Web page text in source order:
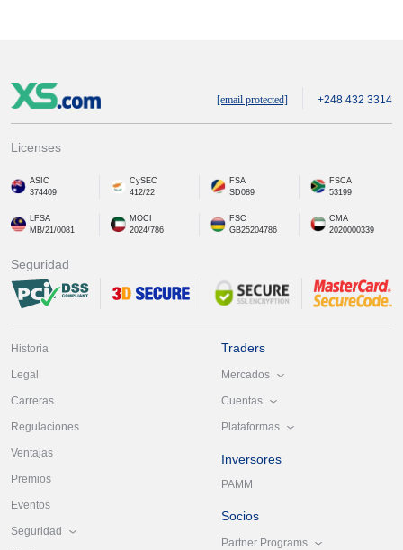
[email protected] +248 432 3314
Licenses
ASIC
374409
CySEC
412/22
FSA
SD089
FSCA
53199
LFSA
MB/21/0081
MOCI
2024/786
FSC
GB25204786
CMA
2020000339
Seguridad
Historia
Legal
Carreras
Regulaciones
Ventajas
Premios
Eventos
Seguridad
Traders
Mercados
Cuentas
Plataformas
Inversores
PAMM
Socios
Partner Programs